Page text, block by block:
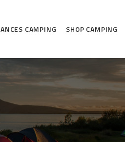
CAMPING SHOP CAMPING